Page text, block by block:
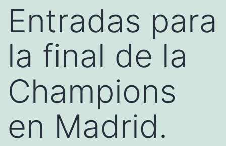
Entradas para
la final de la
Champions
en Madrid.